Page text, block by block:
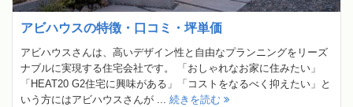
アビハウスの特徴・口コミ・坪単価
アビハウスさんは、高いデザイン性と自由なプランニングをリーズ
ナブルに実現する住宅会社です。 「おしゃれなお家に住みたい」
「HEAT20 G2住宅に興味がある」「コストをなるべく抑えたい」と
いう方にはアビハウスさんが ... 続きを読む